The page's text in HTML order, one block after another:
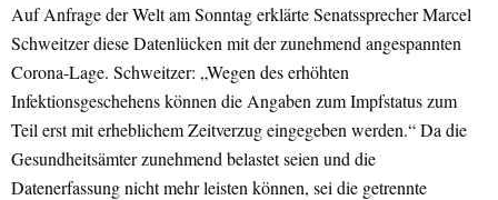
Auf Anfrage derWelt am Sonntagerklärte Senatssprecher Marcel
Schweitzer diese Datenlücken mit der zunehmend angespannten
Corona-Lage. Schweitzer: „Wegen des erhöhten
Infektionsgeschehens können die Angaben zum Impfstatus zum
Teil erst mit erheblichem Zeitverzug eingegeben werden.“ Da die
Gesundheitsämter zunehmend belastet seien und die
Datenerfassung nicht mehr leisten können, sei die getrennte